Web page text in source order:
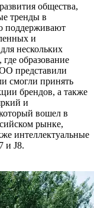
общества,
тренды в
поддерживают
и
нескольких
образование
представили
смогли принять
брендов, а также
и
вошел в
рынке,
интеллектуальные
и J8.